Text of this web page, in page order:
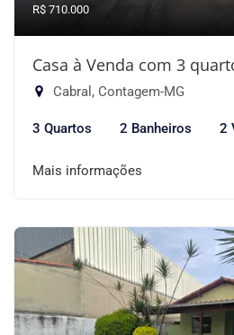
R$ 710.000
Casa à Venda com 3
Cabral, Contagem-MG
3 Quartos 2 Banheiros 2
Mais informações